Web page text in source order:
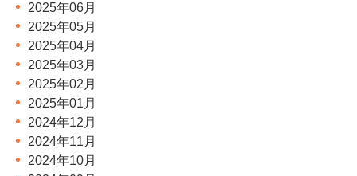
2025年06月
2025年05月
2025年04月
2025年03月
2025年02月
2025年01月
2024年12月
2024年11月
2024年10月